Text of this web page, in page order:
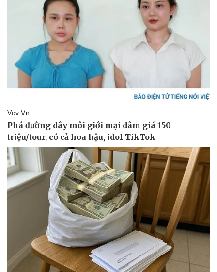
Bất động sản
Khởi nghiệp
Thị trường
Giá vàng
Tiêu dùng
Chứng khoán